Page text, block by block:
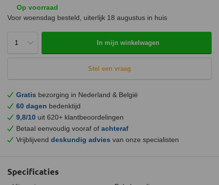
Op voorraad
Voor woensdag besteld, uiterlijk 18 augustus in huis
In mijn winkelwagen
Stel een vraag
Gratis bezorging in Nederland & België
60 dagen bedenktijd
9,8/10 uit 620+ klantbeoordelingen
Betaal eenvoudig vooraf of achteraf
Vrijblijvend deskundig advies van onze specialisten
Specificaties